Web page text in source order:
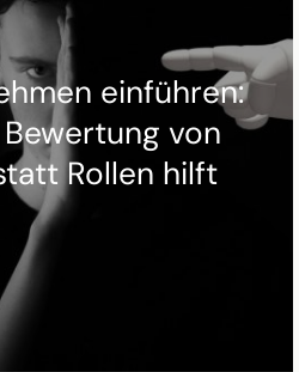
einführen:
von
Rollen hilft